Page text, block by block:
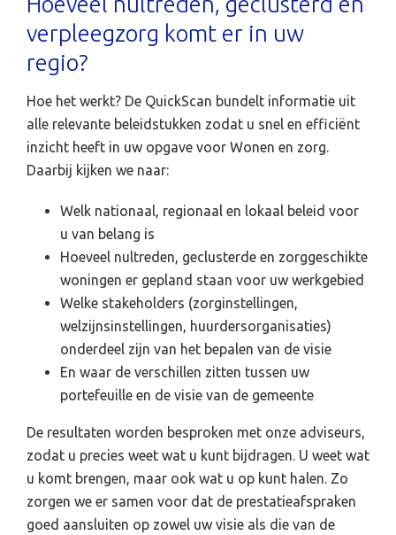
verpleegzorg komt er in uw
regio?
Hoe het werkt? De QuickScan bundelt informatie uit
alle relevante beleidstukken zodat u snel en efficiënt
inzicht heeft in uw opgave voor Wonen en zorg.
Daarbij kijken we naar:
Welk nationaal, regionaal en lokaal beleid voor
u van belang is
Hoeveel nultreden, geclusterde en zorggeschikte
woningen er gepland staan voor uw werkgebied
Welke stakeholders (zorginstellingen,
welzijnsinstellingen, huurdersorganisaties)
onderdeel zijn van het bepalen van de visie
En waar de verschillen zitten tussen uw
portefeuille en de visie van de gemeente
De resultaten worden besproken met onze adviseurs,
zodat u precies weet wat u kunt bijdragen. U weet wat
u komt brengen, maar ook wat u op kunt halen. Zo
zorgen we er samen voor dat de prestatieafspraken
goed aansluiten op zowel uw visie als die van de